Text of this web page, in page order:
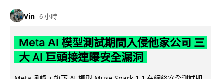
Vin 6 小時
Meta AI 模型測試期間入侵他家公司 三
大 AI 巨頭接連曝安全漏洞